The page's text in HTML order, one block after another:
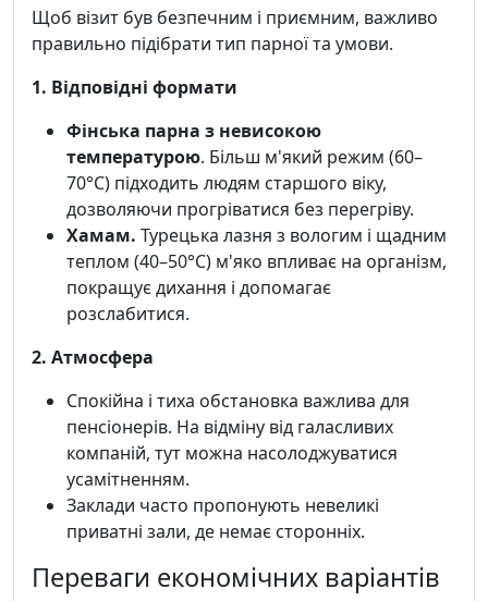
Щоб візит був безпечним і приємним, важливо
правильно підібрати тип парної та умови.
1. Відповідні формати
Фінська парна з невисокою
температурою. Більш м'який режим (60–
70°C) підходить людям старшого віку,
дозволяючи прогріватися без перегріву.
Хамам. Турецька лазня з вологим і щадним
теплом (40–50°C) м'яко впливає на організм,
покращує дихання і допомагає
розслабитися.
2. Атмосфера
Спокійна і тиха обстановка важлива для
пенсіонерів. На відміну від галасливих
компаній, тут можна насолоджуватися
усамітненням.
Заклади часто пропонують невеликі
приватні зали, де немає сторонніх.
Переваги економічних варіантів